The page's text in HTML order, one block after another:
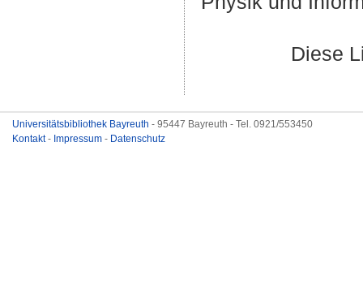
Diese
Universitätsbibliothek Bayreuth - 95447 Bayreuth - Tel. 0921/553450
Kontakt- Impressum - Datenschutz